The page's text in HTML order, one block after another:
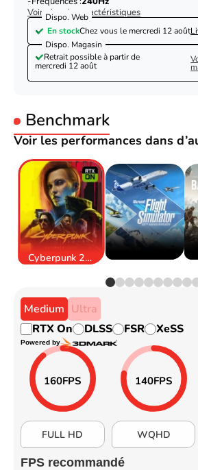
Voir plus de caractéristiques
Dispo. Web
En stockChez vous le mercredi 12 août
Dispo. Magasin
Retrait possible à partir de
mercredi 12 août
Benchmark
Voir les performances dans
Cyberpunk 2077
Medium Ultra
RTX On
DLSS FSR XeSS
Powered by
160FPS 140FPS
FULL HD WQHD
FPS recommandé